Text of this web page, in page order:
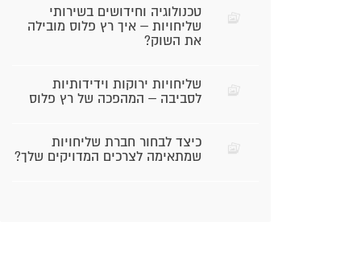
טכנולוגיה וחידושים בשירותי
שליחויות – איך רץ פלוס מובילה
את השוק?
שליחויות ירוקות וידידותיות
לסביבה – המהפכה של רץ פלוס
כיצד לבחור חברת שליחויות
שמתאימה לצרכים המדויקים שלך?